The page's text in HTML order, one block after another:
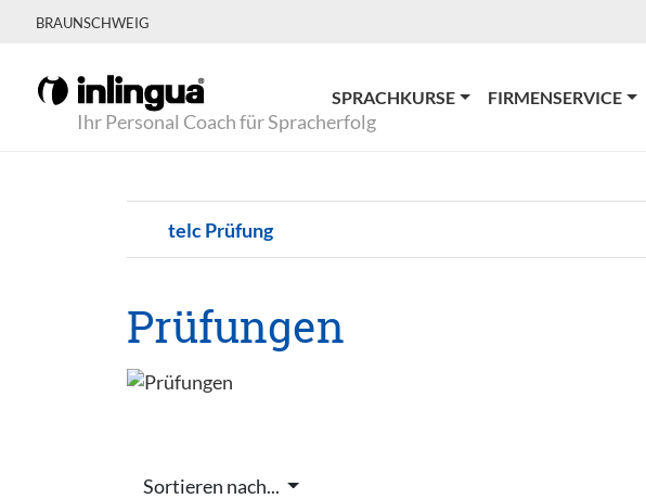
BRAUNSCHWEIG
Ihr Personal Coach für Spracherfolg
SPRACHKURSE FIRMENSERVICE
telc Prüfung
Prüfungen
Sortieren nach...